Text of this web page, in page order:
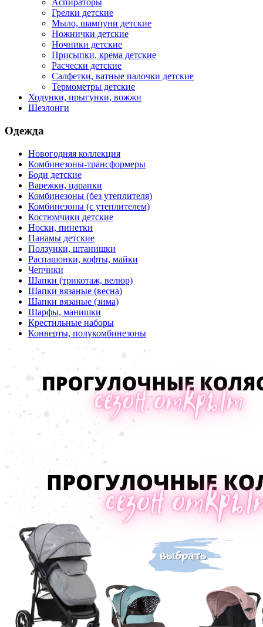
Аспираторы
Грелки детские
Мыло, шампуни детские
Ножнички детские
Ночники детские
Присыпки, крема детские
Расчески детские
Салфетки, ватные палочки детские
Термометры детские
Ходунки, прыгунки, вожжи
Шезлонги
Одежда
Новогодняя коллекция
Комбинезоны-трансформеры
Боди детские
Варежки, царапки
Комбинезоны (без утеплителя)
Комбинезоны (с утеплителем)
Костюмчики детские
Носки, пинетки
Панамы детские
Ползунки, штанишки
Распашонки, кофты, майки
Чепчики
Шапки (трикотаж, велюр)
Шапки вязаные (весна)
Шапки вязаные (зима)
Шарфы, манишки
Крестильные наборы
Конверты, полукомбинезоны